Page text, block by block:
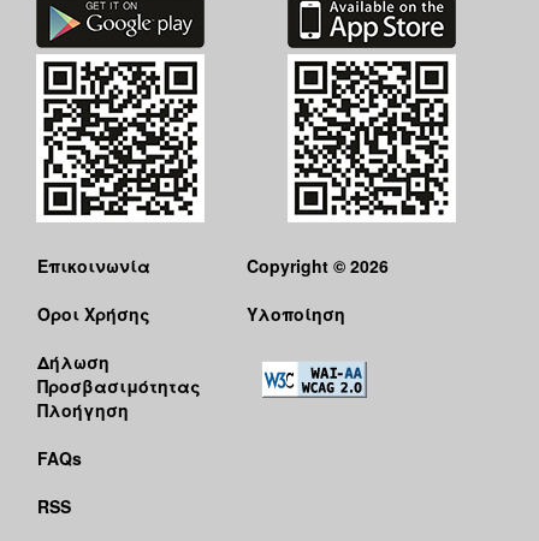
Επικοινωνία
Όροι Χρήσης
Δήλωση
Προσβασιμότητας
Πλοήγηση
FAQs
RSS
Copyright © 2026
Υλοποίηση